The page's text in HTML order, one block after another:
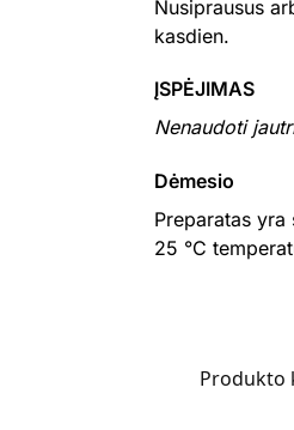
Nusiprausus
kasdien.
ĮSPĖJIMAS
Nenaudoti
Dėmesio
Preparatas
25 °C
Produkto